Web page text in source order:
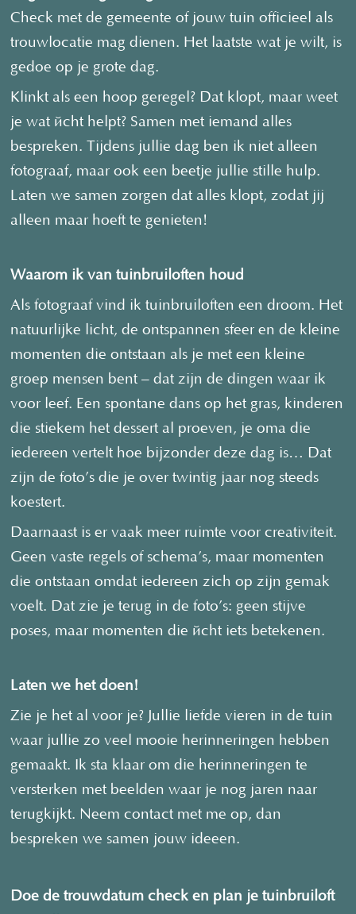
Check met de gemeente of jouw tuin officieel als
trouwlocatie mag dienen. Het laatste wat je wilt, is
gedoe op je grote dag.
Klinkt als een hoop geregel? Dat klopt, maar weet
je wat écht helpt? Samen met iemand alles
bespreken. Tijdens jullie dag ben ik niet alleen
fotograaf, maar ook een beetje jullie stille hulp.
Laten we samen zorgen dat alles klopt, zodat jij
alleen maar hoeft te genieten!
Waarom ik van tuinbruiloften houd
Als fotograaf vind ik tuinbruiloften een droom. Het
natuurlijke licht, de ontspannen sfeer en de kleine
momenten die ontstaan als je met een kleine
groep mensen bent – dat zijn de dingen waar ik
voor leef. Een spontane dans op het gras, kinderen
die stiekem het dessert al proeven, je oma die
iedereen vertelt hoe bijzonder deze dag is… Dat
zijn de foto’s die je over twintig jaar nog steeds
koestert.
Daarnaast is er vaak meer ruimte voor creativiteit.
Geen vaste regels of schema’s, maar momenten
die ontstaan omdat iedereen zich op zijn gemak
voelt. Dat zie je terug in de foto’s: geen stijve
poses, maar momenten die écht iets betekenen.
Laten we het doen!
Zie je het al voor je? Jullie liefde vieren in de tuin
waar jullie zo veel mooie herinneringen hebben
gemaakt. Ik sta klaar om die herinneringen te
versterken met beelden waar je nog jaren naar
terugkijkt. Neem contact met me op, dan
bespreken we samen jouw ideeen.
Doe de trouwdatum check en plan je tuinbruiloft